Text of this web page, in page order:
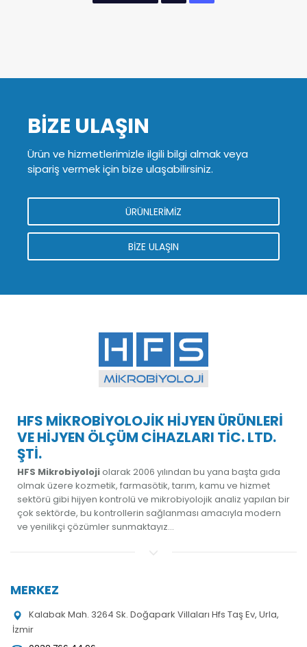
BİZE ULAŞIN
Ürün ve hizmetlerimizle ilgili bilgi almak veya
sipariş vermek için bize ulaşabilirsiniz.
ÜRÜNLERİMİZ
BİZE ULAŞIN
HFS MİKROBİYOLOJİK HİJYEN ÜRÜNLERİ
VE HİJYEN ÖLÇÜM CİHAZLARI TİC. LTD.
ŞTİ.
HFS Mikrobiyolojiolarak 2006 yılından bu yana başta gıda
olmak üzere kozmetik, farmasötik, tarım, kamu ve hizmet
sektörü gibi hijyen kontrolü ve mikrobiyolojik analiz yapılan bir
çok sektörde, bu kontrollerin sağlanması amacıyla modern
ve yenilikçi çözümler sunmaktayız...
MERKEZ
Kalabak Mah. 3264 Sk. Doğapark Villaları Hfs Taş Ev, Urla,
İzmir